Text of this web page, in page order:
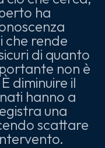
ha
che rende
di quanto
non è
diminuire il
hanno a
una
scattare